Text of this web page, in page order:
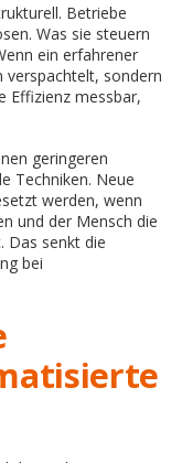
Betriebe
Was sie steuern
ein erfahrener
verspachtelt, sondern
Effizienz messbar,
geringeren
Techniken. Neue
werden, wenn
und der Mensch die
Das senkt die
bei